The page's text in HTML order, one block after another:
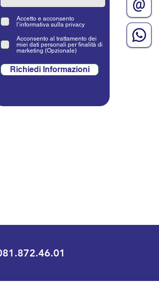
Accetto e acconsento
l’informativa sulla privacy
Acconsento al trattamento dei
miei dati personali per finalità di
marketing (Opzionale)
Richiedi Informazioni